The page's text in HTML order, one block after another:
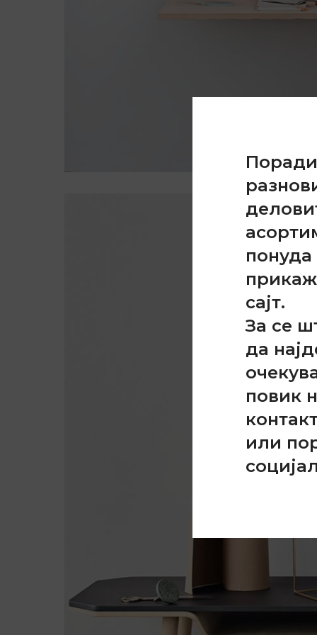
Поради
понуда
сајт.
За се
да
повик
или